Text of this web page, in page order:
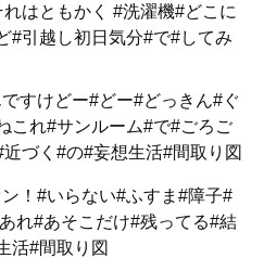
はともかく #洗濯機#どこに
#引越し初日気分#で#してみ
すけどー#どー#どっきん#ぐ
これ#サンルーム#で#ごろご
づく#の#妄想生活#間取り図
！#いらない#ふすま#障子#
れ#あそこだけ#残ってる#結
活#間取り図